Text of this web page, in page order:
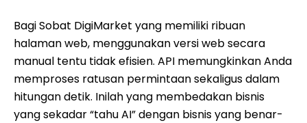
Bagi Sobat DigiMarket yang memiliki ribuan
halaman web, menggunakan versi web secara
manual tentu tidak efisien. API memungkinkan Anda
memproses ratusan permintaan sekaligus dalam
hitungan detik. Inilah yang membedakan bisnis
yang sekadar “tahu AI” dengan bisnis yang benar-